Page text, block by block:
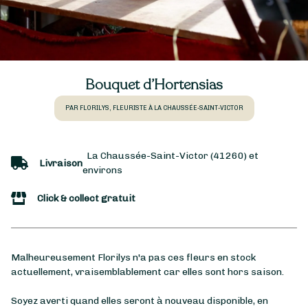
Bouquet d’Hortensias
PAR FLORILYS, FLEURISTE À LA CHAUSSÉE-SAINT-VICTOR
Livraison
La Chaussée-Saint-Victor (41260) et
environs
Click & collect gratuit
Malheureusement Florilys n'a pas ces fleurs en stock
actuellement, vraisemblablement car elles sont hors saison.
Soyez averti quand elles seront à nouveau disponible, en